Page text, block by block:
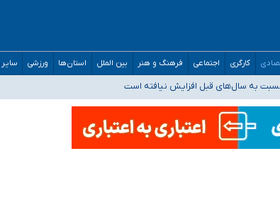
کارگری اجتماعی فرهنگ و هنر بین الملل استان‌ها ورزشی
به سال‌های قبل افزایش نیافته است
اصلی حادثه فوت حمیدرضا رجب‌زاده
رسمی کشور ارائه شود
سراب است/ دریافت‌های غیرمتعارف در شأن پزشکی و کشورمان نیست/